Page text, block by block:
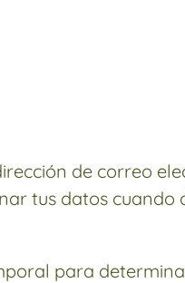
de correo
tus datos cuando
para